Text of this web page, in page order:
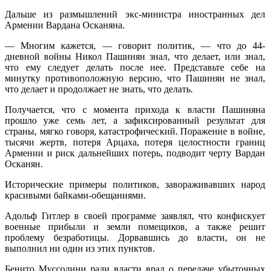
Дальше из размышлений экс-министра иностранных дел
Армении Вардана Осканяна.
— Многим кажется, — говорит политик, — что до 44-
дневной войны Никол Пашинян знал, что делает, или знал,
что ему следует делать после нее. Представьте себе на
минутку противоположную версию, что Пашинян не знал,
что делает и продолжает не знать, что делать.
Получается, что с момента прихода к власти Пашиняна
прошло уже семь лет, а зафиксированный результат для
страны, мягко говоря, катастрофический. Поражение в войне,
тысячи жертв, потеря Арцаха, потеря целостности границ
Армении и риск дальнейших потерь, подводит черту Вардан
Осканян.
Исторические примеры политиков, завораживавших народ
красивыми байками-обещаниями.
Адольф Гитлер в своей программе заявлял, что конфискует
военные прибыли и земли помещиков, а также решит
проблему безработицы. Дорвавшись до власти, он не
выполнил ни один из этих пунктов.